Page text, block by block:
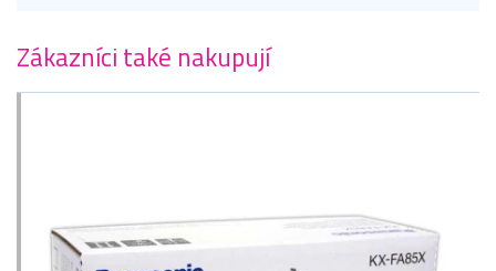
Zákazníci také nakupují